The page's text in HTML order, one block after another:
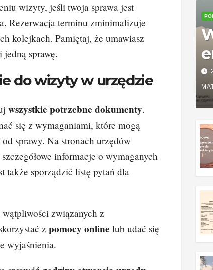
wizyty, jeśli twoja sprawa jest
Rezerwacja terminu zminimalizuje
kolejkach. Pamiętaj, że umawiasz
sprawę.
do wizyty w urzędzie
wszystkie potrzebne dokumenty.
się z wymaganiami, które mogą
sprawy. Na stronach urzędów
informacje o wymaganych
także sporządzić listę pytań dla
związanych z
z pomocy online lub udać się
wyjaśnienia.